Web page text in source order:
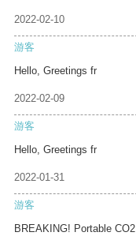
2022-02-10
游客
Hello, Greetings fr
2022-02-09
游客
Hello, Greetings fr
2022-01-31
游客
BREAKING! Portable CO2